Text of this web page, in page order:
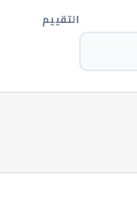
التقييم